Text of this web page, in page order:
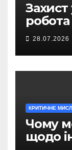
Захист
28.07.2026
КРИТИЧНЕ
Чому
щодо